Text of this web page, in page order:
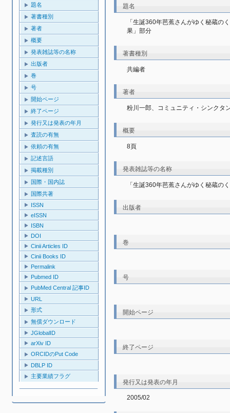
題名
著書種別
著者
概要
発表雑誌等の名称
出版者
巻
号
開始ページ
終了ページ
発行又は発表の年月
査読の有無
依頼の有無
記述言語
掲載種別
国際・国内誌
国際共著
ISSN
eISSN
ISBN
DOI
Cinii Articles ID
Cinii Books ID
Permalink
Pubmed ID
PubMed Central 記事ID
URL
形式
無償ダウンロード
JGlobalID
arXiv ID
ORCIDのPut Code
DBLP ID
主要業績フラグ
題名
「生誕360年芭蕉さんがゆく秘蔵の
果」部分
著書種別
共編者
著者
粉川一郎、コミュニティ・シンクタ
概要
8頁
発表雑誌等の名称
「生誕360年芭蕉さんがゆく秘蔵の
出版者
巻
号
開始ページ
終了ページ
発行又は発表の年月
2005/02